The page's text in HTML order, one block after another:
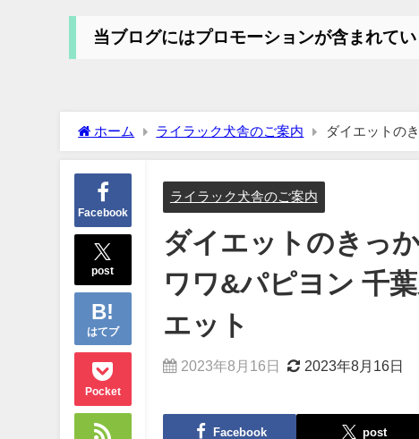
当ブログにはプロモーションが含まれて
ホーム ライラック犬舎のご案内
ダイエットのきっかけスイッチ ライラ
ダー日常日記 ダイエット
Facebook
post
はてブ
Pocket
ライラック犬舎のご案内
ダイエットのきっ
ワワ&パピヨン 千
エット
2023年8月16日 2023年8月16日
Facebook post